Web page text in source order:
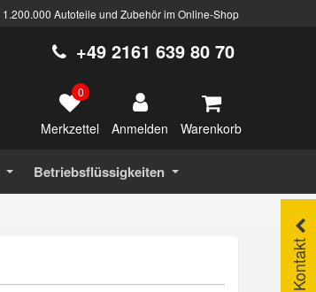
1.200.000 Autoteile und Zubehör im Online-Shop
+49 2161 639 80 70
0
Merkzettel Anmelden Warenkorb
Betriebsflüssigkeiten
Kontakt